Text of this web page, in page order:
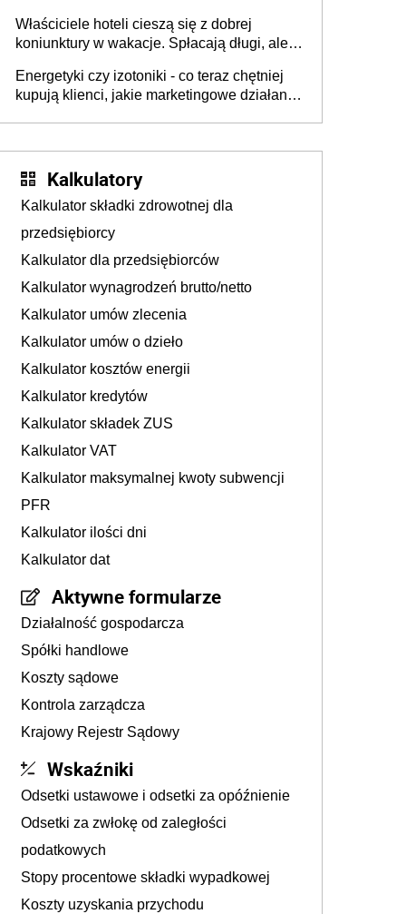
tam, gdzie wielu spędzi urlop po cichu
Właściciele hoteli cieszą się z dobrej
koniunktury w wakacje. Spłacają długi, ale
Energetyki czy izotoniki - co teraz chętniej
kupują klienci, jakie marketingowe działania
Kalkulatory
Kalkulator składki zdrowotnej dla
przedsiębiorcy
Kalkulator dla przedsiębiorców
Kalkulator wynagrodzeń brutto/netto
Kalkulator umów zlecenia
Kalkulator umów o dzieło
Kalkulator kosztów energii
Kalkulator kredytów
Kalkulator składek ZUS
Kalkulator VAT
Kalkulator maksymalnej kwoty subwencji
PFR
Kalkulator ilości dni
Kalkulator dat
Aktywne formularze
Działalność gospodarcza
Spółki handlowe
Koszty sądowe
Kontrola zarządcza
Krajowy Rejestr Sądowy
Wskaźniki
Odsetki ustawowe i odsetki za opóźnienie
Odsetki za zwłokę od zaległości
podatkowych
Stopy procentowe składki wypadkowej
Koszty uzyskania przychodu